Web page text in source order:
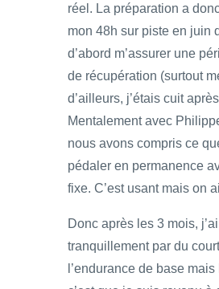
réel. La préparation a
mon 48h sur piste en juin
d’abord m’assurer une
de récupération (surtout
d’ailleurs, j’étais cuit
Mentalement avec
nous avons compris ce
pédaler en permanence
fixe. C’est usant mais on
Donc après les 3 mois,
tranquillement par du
l’endurance de base